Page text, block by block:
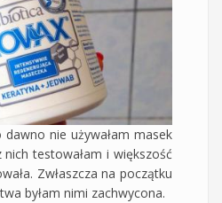
nie używałam masek
nich testowałam i większość
Zwłaszcza na początku
byłam nimi zachwycona.